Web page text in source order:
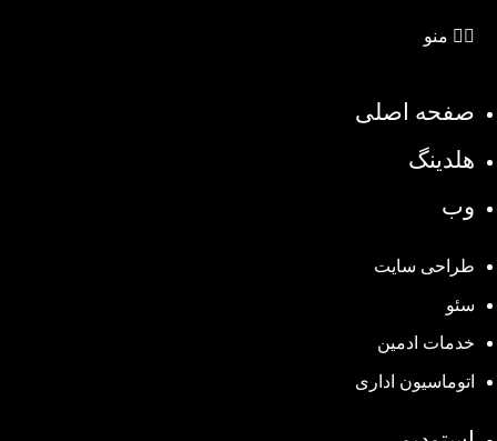
منو
صفحه اصلی
هلدینگ
وب
طراحی سایت
سئو
خدمات ادمین
اتوماسیون اداری